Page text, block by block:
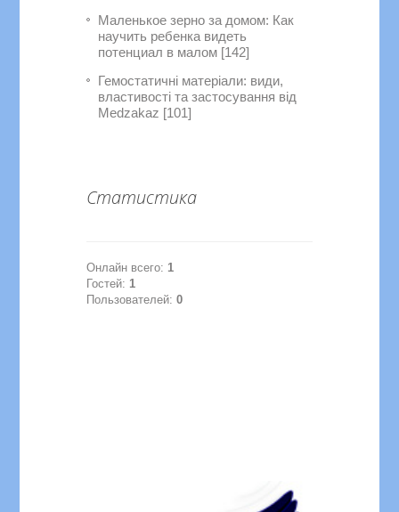
Маленькое зерно за домом: Как
научить ребенка видеть
потенциал в малом [142]
Гемостатичні матеріали: види,
властивості та застосування від
Medzakaz [101]
Статистика
Онлайн всего:1
Гостей:1
Пользователей:0